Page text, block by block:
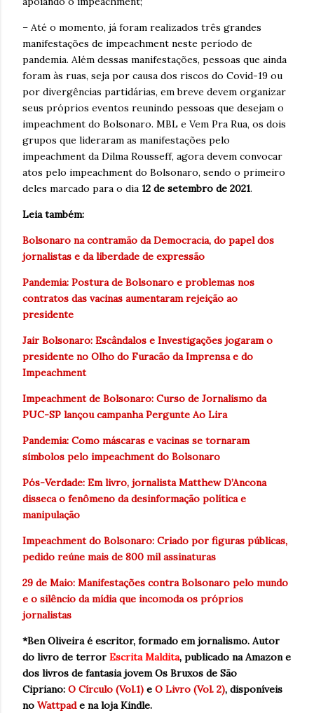
– Até o momento, já foram realizados três grandes
manifestações de impeachment neste período de
pandemia. Além dessas manifestações, pessoas que ainda
foram às ruas, seja por causa dos riscos do Covid-19 ou
por divergências partidárias, em breve devem organizar
seus próprios eventos reunindo pessoas que desejam o
impeachment do Bolsonaro. MBL e Vem Pra Rua, os dois
grupos que lideraram as manifestações pelo
impeachment da Dilma Rousseff, agora devem convocar
atos pelo impeachment do Bolsonaro, sendo o primeiro
deles marcado para o dia 12 de setembro de 2021.
Leia também:
Bolsonaro na contramão da Democracia, do papel dos
jornalistas e da liberdade de expressão
Pandemia: Postura de Bolsonaro e problemas nos
contratos das vacinas aumentaram rejeição ao
presidente
Jair Bolsonaro: Escândalos e Investigações jogaram o
presidente no Olho do Furacão da Imprensa e do
Impeachment
Impeachment de Bolsonaro: Curso de Jornalismo da
PUC-SP lançou campanha Pergunte Ao Lira
Pandemia: Como máscaras e vacinas se tornaram
símbolos pelo impeachment do Bolsonaro
Pós-Verdade: Em livro, jornalista Matthew D’Ancona
disseca o fenômeno da desinformação política e
manipulação
Impeachment do Bolsonaro: Criado por figuras públicas,
pedido reúne mais de 800 mil assinaturas
29 de Maio: Manifestações contra Bolsonaro pelo mundo
e o silêncio da mídia que incomoda os próprios
jornalistas
*Ben Oliveira é escritor, formado em jornalismo. Autor
do livro de terror Escrita Maldita, publicado na Amazon e
dos livros de fantasia jovem Os Bruxos de São
Cipriano: O Círculo (Vol.1) e O Livro (Vol. 2), disponíveis
no Wattpade na loja Kindle.